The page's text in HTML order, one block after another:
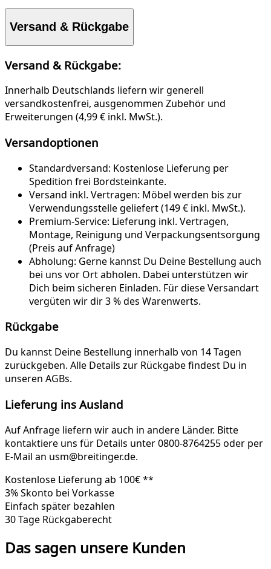
Versand & Rückgabe
Versand & Rückgabe:
Innerhalb Deutschlands liefern wir generell
versandkostenfrei, ausgenommen Zubehör und
Erweiterungen (4,99 € inkl. MwSt.).
Versandoptionen
Standardversand: Kostenlose Lieferung per
Spedition frei Bordsteinkante.
Versand inkl. Vertragen: Möbel werden bis zur
Verwendungsstelle geliefert (149 € inkl. MwSt.).
Premium-Service: Lieferung inkl. Vertragen,
Montage, Reinigung und Verpackungsentsorgung
(Preis auf Anfrage)
Abholung: Gerne kannst Du Deine Bestellung auch
bei uns vor Ort abholen. Dabei unterstützen wir
Dich beim sicheren Einladen. Für diese Versandart
vergüten wir dir 3 % des Warenwerts.
Rückgabe
Du kannst Deine Bestellung innerhalb von 14 Tagen
zurückgeben. Alle Details zur Rückgabe findest Du in
unseren AGBs.
Lieferung ins Ausland
Auf Anfrage liefern wir auch in andere Länder. Bitte
kontaktiere uns für Details unter 0800-8764255 oder per
E-Mail an usm@breitinger.de.
Kostenlose Lieferung ab 100€ **
3% Skonto bei Vorkasse
Einfach später bezahlen
30 Tage Rückgaberecht
Das sagen unsere Kunden